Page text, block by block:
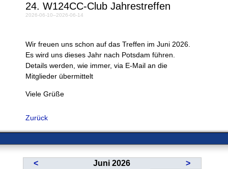
24. W124CC-Club Jahrestreffen
2026-06-10–2026-06-14
Wir freuen uns schon auf das Treffen im Juni 2026.
Es wird uns dieses Jahr nach Potsdam führen.
Details werden, wie immer, via E-Mail an die
Mitglieder übermittelt
Viele Grüße
Zurück
Fahrzeuge
Rückblicke
Kleinanzeigen
Downloads
Kontakt
< Juni 2026
>